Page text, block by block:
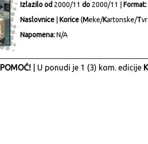
Izlazilo od 2000/11 do 2000/11 | Format:
Naslovnice
Korice(Meke/Kartonske/T
Napomena:N/A
POMOĆ! | U ponudi je 1 (3) kom. edicije